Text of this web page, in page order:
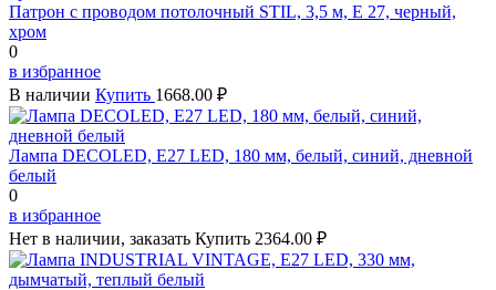
Патрон с проводом потолочный STIL, 3,5 м, Е 27, черный,
хром
0
в избранное
В наличии Купить 1668.00 ₽
Лампа DECOLED, Е27 LED, 180 мм, белый, синий, дневной
белый
0
в избранное
Нет в наличии, заказать Купить 2364.00 ₽